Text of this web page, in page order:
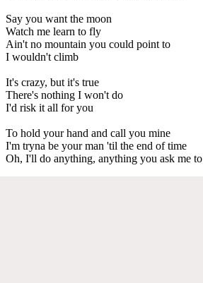
Say you want the moon
Watch me learn to fly
Ain't no mountain you could point to
I wouldn't climb
It's crazy, but it's true
There's nothing I won't do
I'd risk it all for you
To hold your hand and call you mine
I'm tryna be your man 'til the end of time
Oh, I'll do anything, anything you ask me to